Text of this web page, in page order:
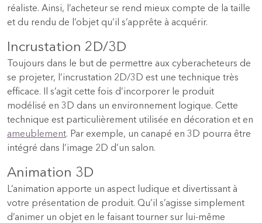
réaliste. Ainsi, l’acheteur se rend mieux compte de la taille
et du rendu de l’objet qu’il s’apprête à acquérir.
Incrustation 2D/3D
Toujours dans le but de permettre aux cyberacheteurs de
se projeter, l’incrustation 2D/3D est une technique très
efficace. Il s’agit cette fois d’incorporer le produit
modélisé en 3D dans un environnement logique. Cette
technique est particulièrement utilisée en décoration et en
ameublement. Par exemple, un canapé en 3D pourra être
intégré dans l’image 2D d’un salon.
Animation 3D
L’animation apporte un aspect ludique et divertissant à
votre présentation de produit. Qu’il s’agisse simplement
d’animer un objet en le faisant tourner sur lui-même